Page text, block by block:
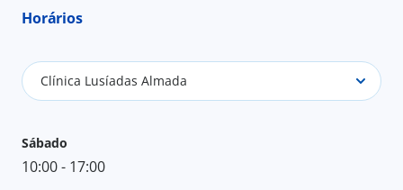
Horários
Clínica Lusíadas Almada
Sábado
10:00 - 17:00